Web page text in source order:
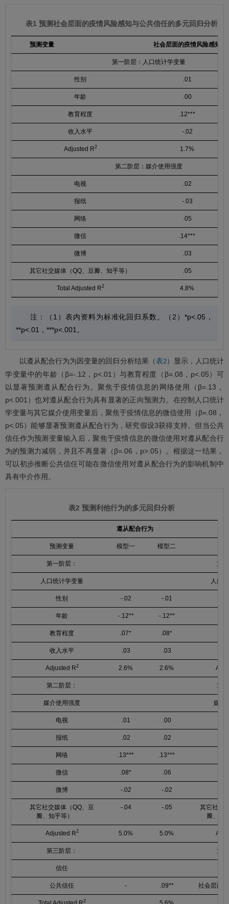
表1 预测社会层面的疫情风险感知与公共信任的多元回归分析
预测变量 社会层面的疫情风险感知
第一阶层：人口统计学变量
性别 .01
年龄 .00
教育程度 .12***
收入水平 -.02
Adjusted R2 1.7%
第二阶层：媒介使用强度
电视 .02
报纸 -.03
网络 .05
微信 .14***
微博 .03
其它社交媒体（QQ、豆瓣、知乎等） .05
Total Adjusted R2 4.8%
注：（1）表内资料为标准化回归系数。（2）*p<.05，
**p<.01，***p<.001。
以遵从配合行为为因变量的回归分析结果（表2）显示，人口统计
学变量中的年龄（β=-.12，p<.01）与教育程度（β=.08，p<.05）可
以显著预测遵从配合行为。聚焦于疫情信息的网络使用（β=.13，
p<.001）也对遵从配合行为具有显著的正向预测力。在控制人口统计
学变量与其它媒介使用变量后，聚焦于疫情信息的微信使用（β=.08，
p<.05）能够显著预测遵从配合行为，研究假设3获得支持。但当公共
信任作为预测变量输入后，聚焦于疫情信息的微信使用对遵从配合行
为的预测力减弱，并且不再显著（β=.06，p>.05）。根据这一结果，
可以初步推断公共信任可能在微信使用对遵从配合行为的影响机制中
具有中介作用。
表2 预测利他行为的多元回归分析
遵从配合行为
预测变量 模型一 模型二
第一阶层： 第
人口统计学变量 人口
性别 -.02 -.01
年龄 -.12** -.12**
教育程度 .07* .08*
收入水平 .03 .03
Adjusted R2 2.6% 2.6%
第二阶层： 第
媒介使用强度 媒介
电视 .01 .00
报纸 .02 .02
网络 .13*** .13***
微信 .08* .06
微博 -.02 -.02
其它社交媒体（QQ、豆
瓣、知乎等）
-.04 -.05
其它社交
瓣、知
Adjusted R2 5.0% 5.0%
第三阶层： 第
信任
公共信任 - .09** 社会层面
2